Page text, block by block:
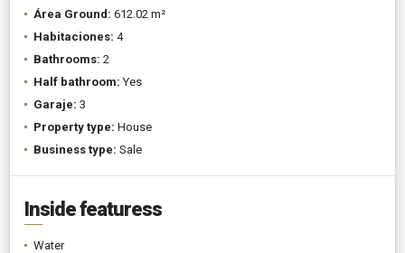
Área Ground: 612.02 m²
Habitaciones: 4
Bathrooms: 2
Half bathroom: Yes
Garaje: 3
Property type: House
Business type: Sale
Inside featuress
Water